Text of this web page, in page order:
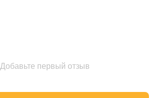
Добавьте первый отзыв